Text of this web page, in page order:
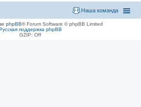
Наша команда
phpBB® Forum Software © phpBB Limited
поддержка phpBB
GZIP: Off